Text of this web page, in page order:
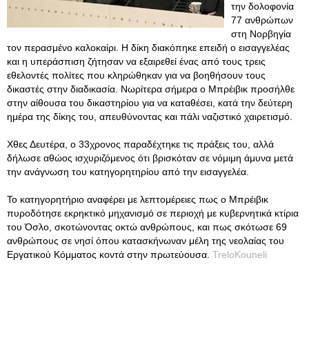
την δολοφονία
77 ανθρώπων
στη Νορβηγία
τον περασμένο καλοκαίρι. Η δίκη διακόπηκε επειδή ο εισαγγελέας
και η υπεράσπιση ζήτησαν να εξαιρεθεί ένας από τους τρεις
εθελοντές πολίτες που κληρώθηκαν για να βοηθήσουν τους
δικαστές στην διαδικασία. Νωρίτερα σήμερα ο Μπρέιβικ προσήλθε
στην αίθουσα του δικαστηρίου για να καταθέσει, κατά την δεύτερη
ημέρα της δίκης του, απευθύνοντας και πάλι ναζιστικό χαιρετισμό.
Χθες Δευτέρα, ο 33χρονος παραδέχτηκε τις πράξεις του, αλλά
δήλωσε αθώος ισχυριζόμενος ότι βρισκόταν σε νόμιμη άμυνα μετά
την ανάγνωση του κατηγορητηρίου από την εισαγγελέα.
Το κατηγορητήριο αναφέρει με λεπτομέρειες πως ο Μπρέιβικ
πυροδότησε εκρηκτικό μηχανισμό σε περιοχή με κυβερνητικά κτίρια
του Όσλο, σκοτώνοντας οκτώ ανθρώπους, και πως σκότωσε 69
ανθρώπους σε νησί όπου κατασκήνωναν μέλη της νεολαίας του
Εργατικού Κόμματος κοντά στην πρωτεύουσα. TreloKouneli